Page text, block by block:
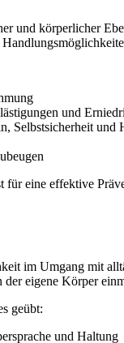
und körperlicher
und
Selbstsicherheit und
für eine effektive
im Umgang mit
eigene Körper
geübt:
und Haltung